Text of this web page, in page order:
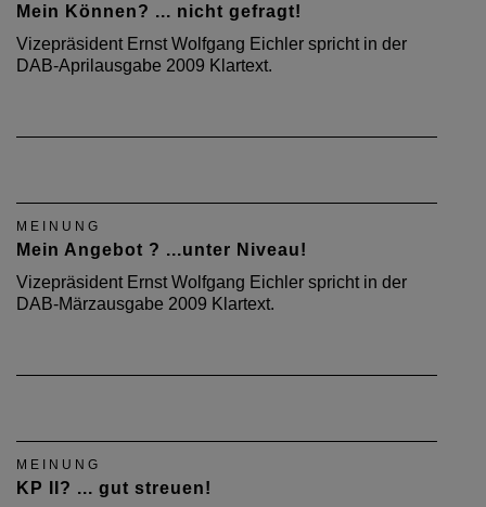
Mein Können? ... nicht gefragt!
Vizepräsident Ernst Wolfgang Eichler spricht in der
DAB-Aprilausgabe 2009 Klartext.
MEINUNG
Mein Angebot ? ...unter Niveau!
Vizepräsident Ernst Wolfgang Eichler spricht in der
DAB-Märzausgabe 2009 Klartext.
MEINUNG
KP II? ... gut streuen!